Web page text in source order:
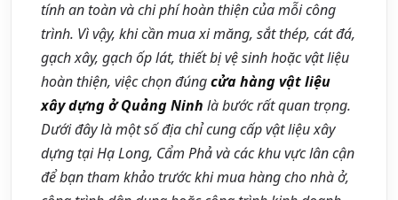
tính an toàn và chi phí hoàn thiện của mỗi công
trình. Vì vậy, khi cần mua xi măng, sắt thép, cát đá,
gạch xây, gạch ốp lát, thiết bị vệ sinh hoặc vật liệu
hoàn thiện, việc chọn đúngcửa hàng vật liệu
xây dựng ở Quảng Ninh là bước rất quan trọng.
Dưới đây là một số địa chỉ cung cấp vật liệu xây
dựng tại Hạ Long, Cẩm Phả và các khu vực lân cận
để bạn tham khảo trước khi mua hàng cho nhà ở,